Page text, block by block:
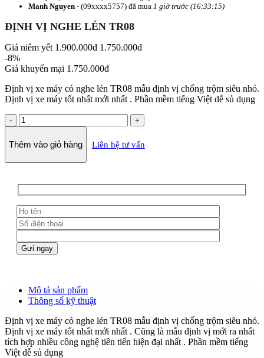
Manh Nguyen - (09xxxx5757) đã mua 1 giờ trước (16:33:15)
ĐỊNH VỊ NGHE LÉN TR08
Giá niêm yết 1.900.000đ 1.750.000đ
-8%
Giá khuyến mại 1.750.000đ
Định vị xe máy có nghe lén TR08 mẫu định vị chống trộm siêu nhỏ.
Định vị xe máy tốt nhất mới nhất . Phần mềm tiếng Việt dễ sủ dụng
ĐỊNH
VỊ
NGHE
LÉN
TR08
lượng
Thêm vào giỏ hàng Liên hệ tư vấn
Mô tả sản phẩm
Thông số kỹ thuật
Định vị xe máy có nghe lén TR08 mẫu định vị chống trộm siêu nhỏ.
Định vị xe máy tốt nhất mới nhất . Cũng là mẫu định vị mới ra nhất
tích hợp nhiều công nghệ tiên tiến hiện đại nhất . Phần mềm tiếng
Việt dễ sủ dụng